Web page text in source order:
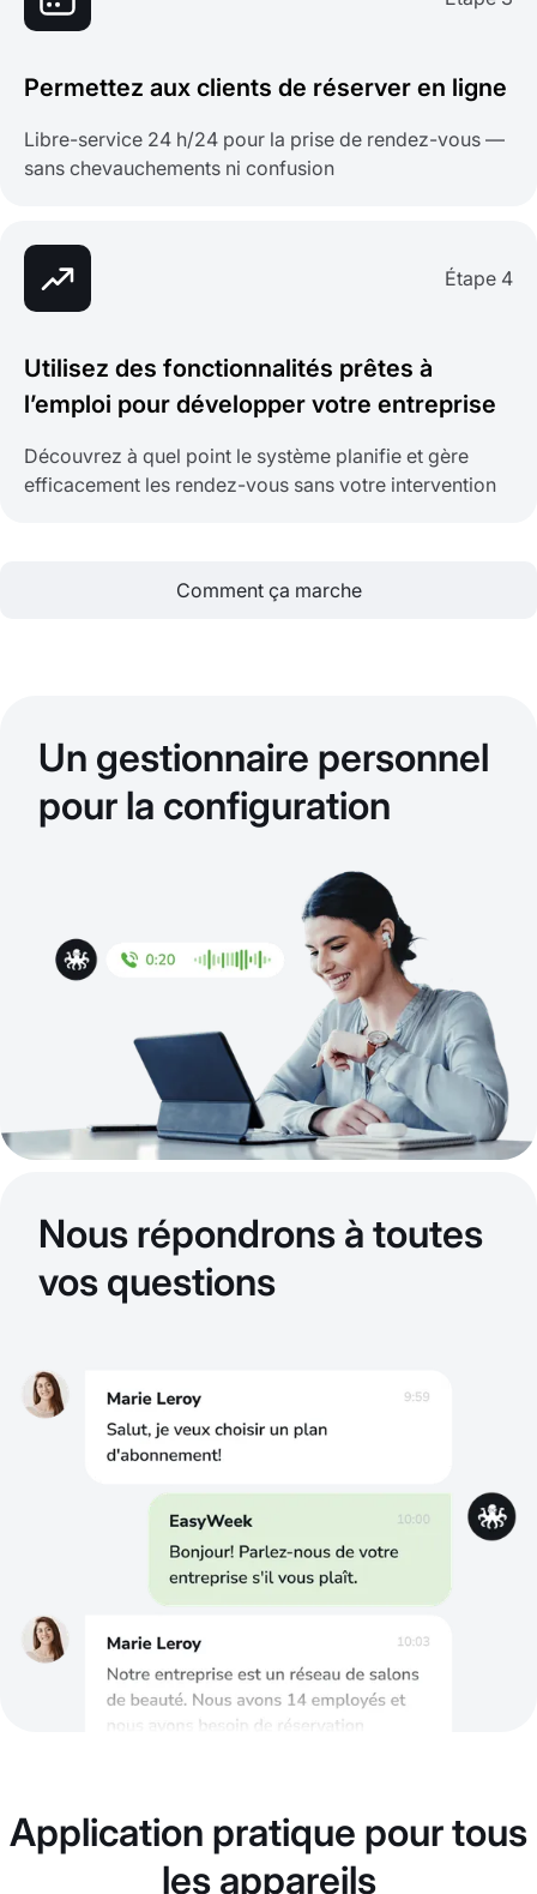
Permettez aux clients de réserver en ligne
Libre-service 24 h/24 pour la prise de rendez-vous —
sans chevauchements ni confusion
Étape 4
Utilisez des fonctionnalités prêtes à
l’emploi pour développer votre entreprise
Découvrez à quel point le système planifie et gère
efficacement les rendez-vous sans votre intervention
Comment ça marche
Un gestionnaire personnel
pour la configuration
Nous répondrons à toutes
vos questions
Application pratique pour tous
les appareils